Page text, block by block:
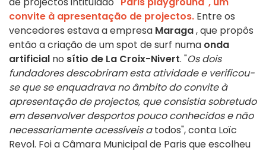
convite à apresentação de projectos. Entre os
vencedores estava a empresa Maraga, que propôs
então a criação de um spot de surf numa onda
artificial no sítio de La Croix-Nivert. "Os dois
fundadores descobriram esta atividade e verificou-
se que se enquadrava no âmbito do convite à
apresentação de projectos, que consistia sobretudo
em desenvolver desportos pouco conhecidos e não
necessariamente acessíveis atodos", conta Loïc
Revol. Foi a Câmara Municipal de Paris que escolheu